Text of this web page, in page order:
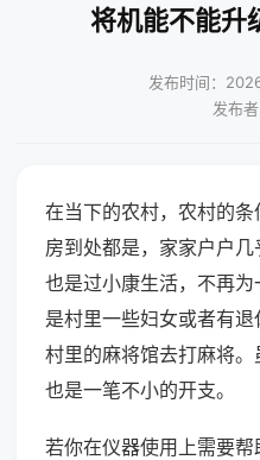
将机能不能升
发布时间：
发布
在当下的农村，农村的
房到处都是，家家户户
也是过小康生活，不再
是村里一些妇女或者有
村里的麻将馆去打麻将
也是一笔不小的开支。
若你在仪器使用上需要